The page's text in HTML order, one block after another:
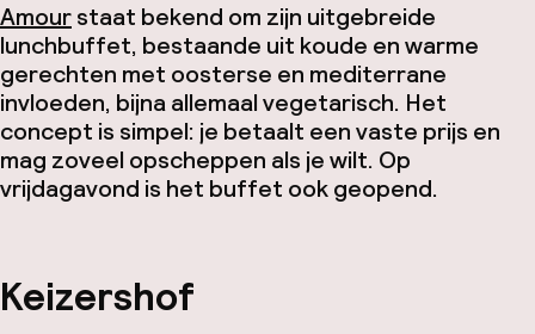
Amourstaat bekend om zijn uitgebreide
lunchbuffet, bestaande uit koude en warme
gerechten met oosterse en mediterrane
invloeden, bijna allemaal vegetarisch. Het
concept is simpel: je betaalt een vaste prijs en
mag zoveel opscheppen als je wilt. Op
vrijdagavond is het buffet ook geopend.
Keizershof